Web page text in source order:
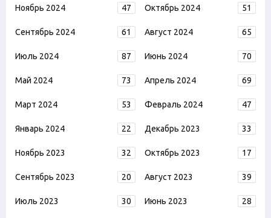
Ноябрь 2024 47 Октябрь 2024 51
Сентябрь 2024 61 Август 2024 65
Июль 2024 87 Июнь 2024 70
Май 2024 73 Апрель 2024 69
Март 2024 53 Февраль 2024 47
Январь 2024 22 Декабрь 2023 33
Ноябрь 2023 32 Октябрь 2023 17
Сентябрь 2023 20 Август 2023 39
Июль 2023 30 Июнь 2023 28